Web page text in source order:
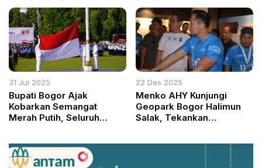
31 Jul 2025
Bupati Bogor Ajak
Kobarkan Semangat
Merah Putih, Seluruh
22 Des 2025
Menko AHY Kunjungi
Geopark Bogor Halimun
Salak, Tekankan